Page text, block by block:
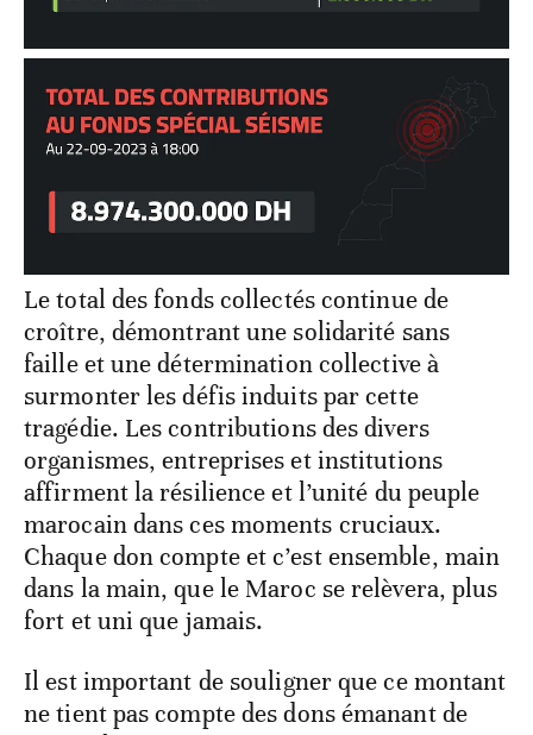
Le total des fonds collectés continue de
croître, démontrant une solidarité sans
faille et une détermination collective à
surmonter les défis induits par cette
tragédie. Les contributions des divers
organismes, entreprises et institutions
affirment la résilience et l’unité du peuple
marocain dans ces moments cruciaux.
Chaque don compte et c’est ensemble, main
dans la main, que le Maroc se relèvera, plus
fort et uni que jamais.
Il est important de souligner que ce montant
ne tient pas compte des dons émanant de